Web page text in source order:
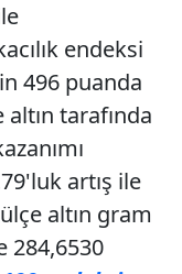
endeksi
496 puanda
altın tarafında
artış ile
altın gram
284,6530